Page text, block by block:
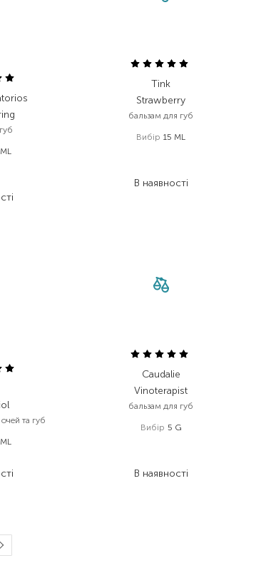
Tink
Strawberry
бальзам для губ
Вибір 15 ML
В наявності
та губ
Caudalie
Vinoterapist
бальзам для губ
Вибір 5 G
В наявності